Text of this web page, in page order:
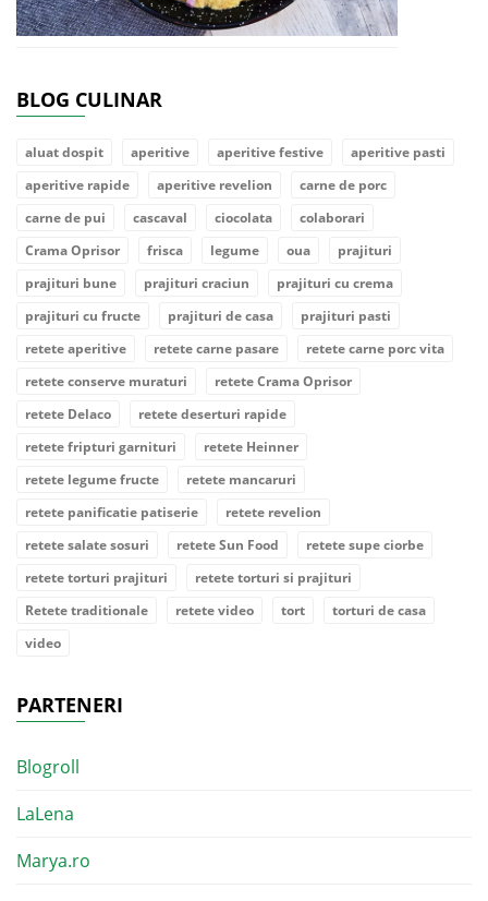
BLOG CULINAR
aluat dospit aperitive aperitive festive
aperitive pasti
aperitive rapide
aperitive revelion
carne de porc
carne de pui
cascaval ciocolata
colaborari
Crama Oprisor
frisca legume oua
prajituri
prajituri bune
prajituri craciun
prajituri cu crema
prajituri cu fructe
prajituri de casa
prajituri pasti
retete aperitive
retete carne pasare
retete carne porc vita
retete conserve muraturi
retete Crama Oprisor
retete Delaco
retete deserturi rapide
retete fripturi garnituri
retete Heinner
retete legume fructe
retete mancaruri
retete panificatie patiserie
retete revelion
retete salate sosuri
retete Sun Food
retete supe ciorbe
retete torturi prajituri
retete torturi si prajituri
Retete traditionale
retete video tort
torturi de casa
video
PARTENERI
Blogroll
LaLena
Marya.ro